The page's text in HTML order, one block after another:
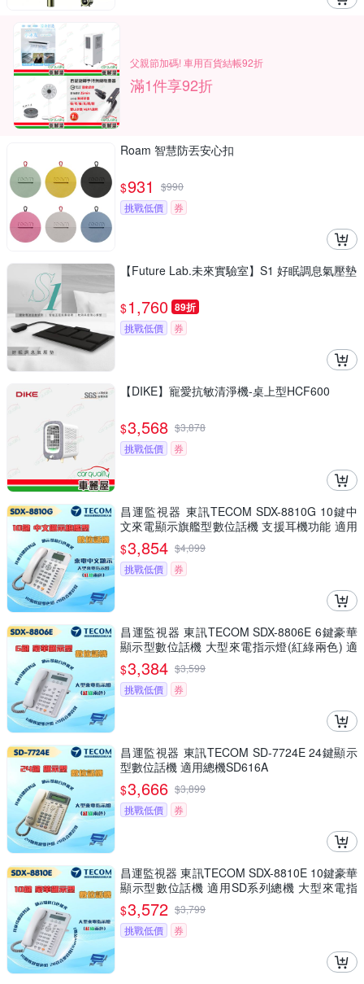
父親節加碼! 車用百貨結帳92折
滿1件享92折
Roam 智慧防丟安心扣
$931 $990
挑戰低價
券
【Future Lab.未來實驗室】S1 好眠調息氣壓墊
$1,760 89折
挑戰低價 券
【DIKE】寵愛抗敏清淨機-桌上型HCF600
$3,568 $3,878
挑戰低價
券
昌運監視器 東訊TECOM SDX-8810G 10鍵中
文來電顯示旗艦型數位話機 支援耳機功能 適用
SD／DX總機
$3,854 $4,099
挑戰低價
券
昌運監視器 東訊TECOM SDX-8806E 6鍵豪華
顯示型數位話機 大型來電指示燈(紅綠兩色) 適
用SDX500總機
$3,384 $3,599
挑戰低價
券
昌運監視器 東訊TECOM SD-7724E 24鍵顯示
型數位話機 適用總機SD616A
$3,666 $3,899
挑戰低價
券
昌運監視器 東訊TECOM SDX-8810E 10鍵豪華
顯示型數位話機 適用SD系列總機 大型來電指
示燈(紅綠兩色)
$3,572 $3,799
挑戰低價
券